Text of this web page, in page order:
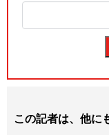
この記者は、他に